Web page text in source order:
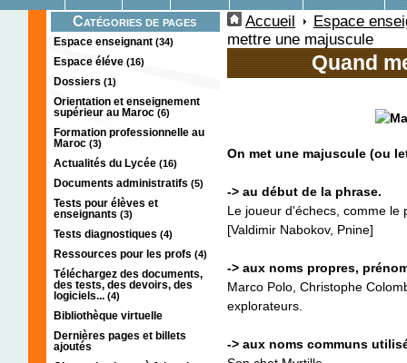
Catégories de pages
Espace enseignant (34)
Espace éléve (16)
Dossiers (1)
Orientation et enseignement
supérieur au Maroc (6)
Formation professionnelle au
Maroc (3)
Actualités du Lycée (16)
Documents administratifs (5)
Tests pour élèves et
enseignants (3)
Tests diagnostiques (4)
Ressources pour les profs (4)
Téléchargez des documents,
des tests, des devoirs, des
logiciels... (4)
Bibliothèque virtuelle
Dernières pages et billets
ajoutés
Accueil
Espace
mettre une majuscule
Quand
On met une majuscule (ou
-> au début de la phrase.
Le joueur d'échecs, comme
[Valdimir Nabokov, Pnine]
-> aux noms propres,
Marco Polo, Christophe
explorateurs
-> aux noms communs